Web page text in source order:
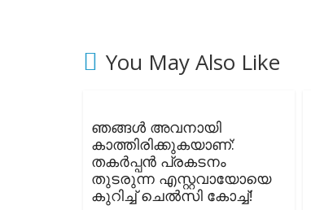
You May Also Like
ഞങ്ങൾ അവനായി
കാത്തിരിക്കുകയാണ്:
തകർപ്പൻ പ്രകടനം
തുടരുന്ന എസ്റ്റവായോയെ
കുറിച്ച് ചെൽസി കോച്ച്!